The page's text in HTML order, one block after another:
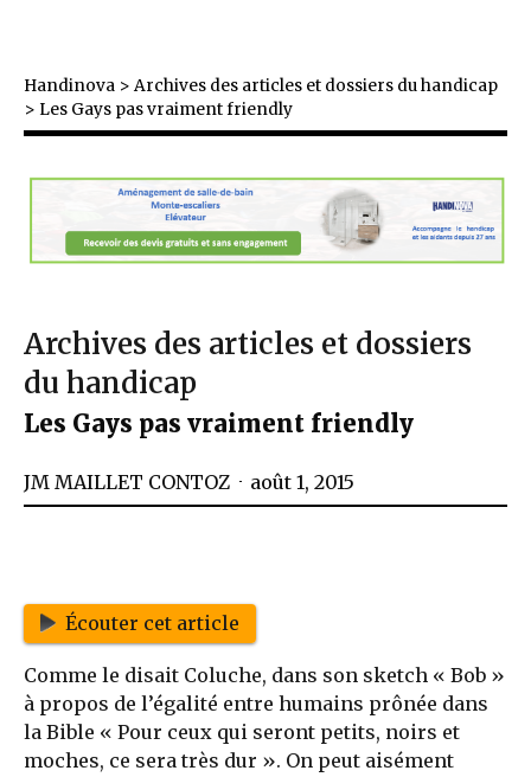
Handinova > Archives des articles et dossiers du handicap
> Les Gays pas vraiment friendly
Archives des articles et dossiers
du handicap
Les Gays pas vraiment friendly
JM MAILLET CONTOZ août 1, 2015
Écouter cet article
Comme le disait Coluche, dans son sketch « Bob »
à propos de l’égalité entre humains prônée dans
la Bible « Pour ceux qui seront petits, noirs et
moches, ce sera très dur ». On peut aisément